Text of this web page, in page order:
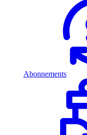
Abonnements